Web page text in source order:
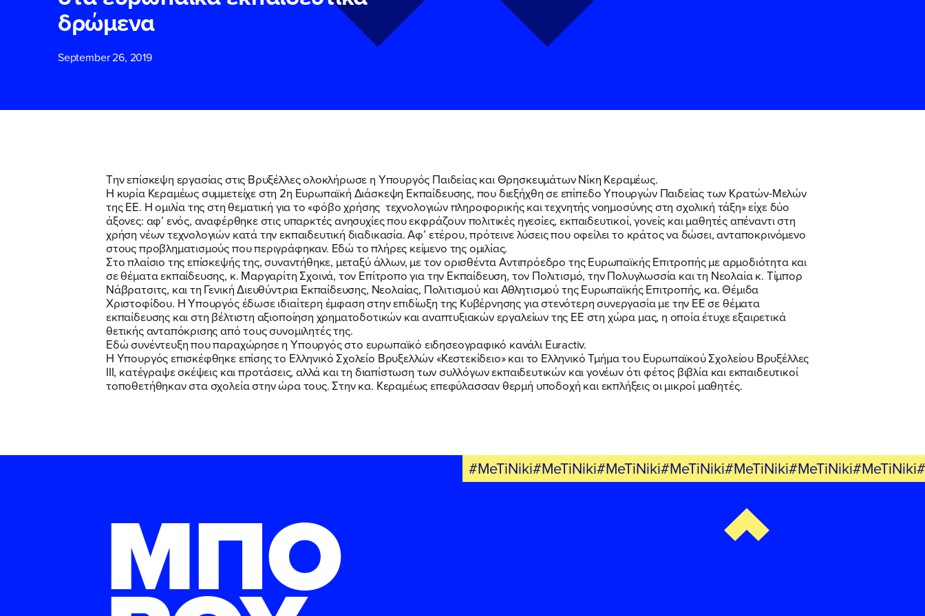
ΕΡΓΟ
ΕΚΔΗΛΩΣΕΙΣ
ΝΕΑ
ΕΛΑ ΚΙ ΕΣΥ
FB IN TW YT LN VB TIKTOK
δρώμενα
September 26, 2019
Την επίσκεψη εργασίας στις Βρυξέλλες ολοκλήρωσε η Υπουργός Παιδείας και Θρησκευμάτων Νίκη Κεραμέως.
Η κυρία Κεραμέως συμμετείχε στη 2η Ευρωπαϊκή Διάσκεψη Εκπαίδευσης, που διεξήχθη σε επίπεδο Υπουργών Παιδείας των Κρατών-Μελών
της ΕE. Η ομιλία της στη θεματική για το «φόβο χρήσης τεχνολογιών πληροφορικής και τεχνητής νοημοσύνης στη σχολική τάξη» είχε δύο
άξονες: αφ’ ενός, αναφέρθηκε στις υπαρκτές ανησυχίες που εκφράζουν πολιτικές ηγεσίες, εκπαιδευτικοί, γονείς και μαθητές απέναντι στη
χρήση νέων τεχνολογιών κατά την εκπαιδευτική διαδικασία. Αφ’ ετέρου, πρότεινε λύσεις που οφείλει το κράτος να δώσει, ανταποκρινόμενο
στους προβληματισμούς που περιγράφηκαν. Εδώ το πλήρες κείμενο της ομιλίας.
Στο πλαίσιο της επίσκεψής της, συναντήθηκε, μεταξύ άλλων, με τον ορισθέντα Αντιπρόεδρο της Ευρωπαϊκής Επιτροπής με αρμοδιότητα και
σε θέματα εκπαίδευσης, κ. Μαργαρίτη Σχοινά, τον Επίτροπο για την Εκπαίδευση, τον Πολιτισμό, την Πολυγλωσσία και τη Νεολαία κ. Τίμπορ
Νάβρατσιτς, και τη Γενική Διευθύντρια Εκπαίδευσης, Νεολαίας, Πολιτισμού και Αθλητισμού της Ευρωπαϊκής Επιτροπής, κα. Θέμιδα
Χριστοφίδου. Η Υπουργός έδωσε ιδιαίτερη έμφαση στην επιδίωξη της Κυβέρνησης για στενότερη συνεργασία με την ΕΕ σε θέματα
εκπαίδευσης και στη βέλτιστη αξιοποίηση χρηματοδοτικών και αναπτυξιακών εργαλείων της ΕΕ στη χώρα μας, η οποία έτυχε εξαιρετικά
θετικής ανταπόκρισης από τους συνομιλητές της.
Εδώ συνέντευξη που παραχώρησε η Υπουργός στο ευρωπαϊκό ειδησεογραφικό κανάλι Euractiv.
Η Υπουργός επισκέφθηκε επίσης το Ελληνικό Σχολείο Βρυξελλών «Κεστεκίδειο» και το Ελληνικό Τμήμα του Ευρωπαϊκού Σχολείου Βρυξέλλες
ΙΙΙ, κατέγραψε σκέψεις και προτάσεις, αλλά και τη διαπίστωση των συλλόγων εκπαιδευτικών και γονέων ότι φέτος βιβλία και εκπαιδευτικοί
τοποθετήθηκαν στα σχολεία στην ώρα τους. Στην κα. Κεραμέως επεφύλασσαν θερμή υποδοχή και εκπλήξεις οι μικροί μαθητές.
ΜΠΟ
Αποδέχομαι τηνΠολιτική Προστασίας Προσωπικών Δεδομένωνκαι τους τουςΌρους Χρήσηςτου
δικτυακού τόπου του Πολιτικού Γραφείου της Βουλευτού Νίκης Κεραμέως
ΥΠΟΒΟΛΗ
Αποδέχομαι τηνΠολιτική Προστασίας Προσωπικών Δεδομένωνκαι τους τουςΌρους Χρήσηςτου
δικτυακού τόπου του Πολιτικού Γραφείου της Βουλευτού Νίκης Κεραμέως
ΥΠΟΒΟΛΗ